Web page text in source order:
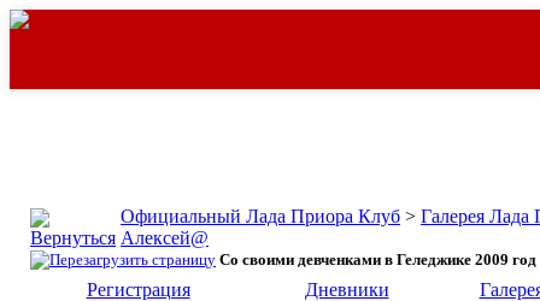
Официальный Лада Приора Клуб > Галерея Лада
Алексей@
Со своими девченками в Геледжике 2009 год
Регистрация Дневники